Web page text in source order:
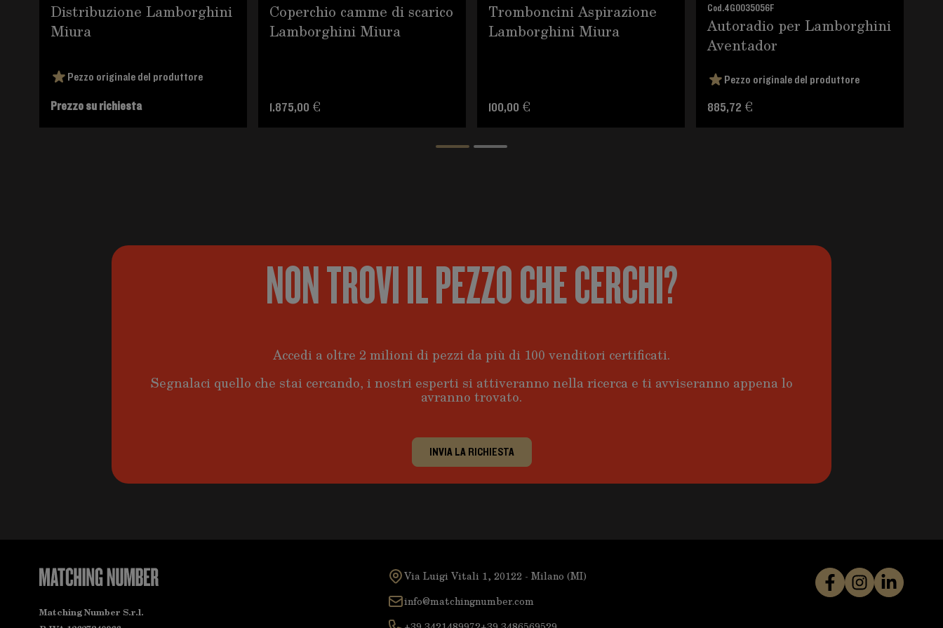
Distribuzione Lamborghini
Miura
Pezzo originale del produttore
Prezzo su richiesta
Coperchio camme di scarico
Lamborghini Miura
1.875,00 €
Tromboncini Aspirazione
Lamborghini Miura
100,00 €
Cod.4G0035056F
Autoradio per Lamborghini
Aventador
Pezzo originale del produttore
885,72 €
NON TROVI IL PEZZO CHE CERCHI?
Accedi a oltre 2 milioni di pezzi da più di 100 venditori certificati.
Segnalaci quello che stai cercando, i nostri esperti si attiveranno nella ricerca e ti avviseranno appena lo
avranno trovato.
INVIA LA RICHIESTA
Matching Number S.r.l.
Via Luigi Vitali 1, 20122 - Milano (MI)
info@matchingnumber.com